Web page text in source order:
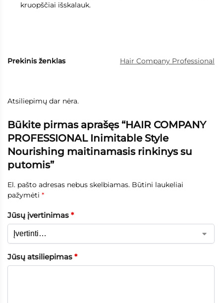
kruopščiai išskalauk.
Prekinis ženklas Hair Company Professional
Atsiliepimų dar nėra.
Būkite pirmas aprašęs “HAIR COMPANY
PROFESSIONAL Inimitable Style
Nourishing maitinamasis rinkinys su
putomis”
El. pašto adresas nebus skelbiamas. Būtini laukeliai
pažymėti *
Jūsų įvertinimas *
Jūsų atsiliepimas *